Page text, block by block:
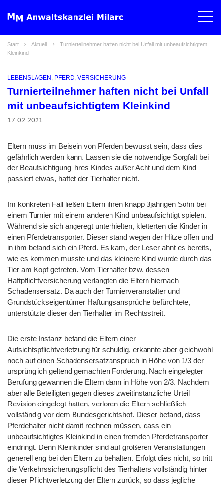
Start Aktuell
Turnierteilnehmer haften nicht bei Unfall mit unbeaufsichtigtem
Kleinkind
LEBENSLAGEN , PFERD, VERSICHERUNG
Turnierteilnehmer haften nicht bei Unfall
mit unbeaufsichtigtem Kleinkind
17.02.2021
Eltern muss im Beisein von Pferden bewusst sein, dass dies
gefährlich werden kann. Lassen sie die notwendige Sorgfalt bei
der Beaufsichtigung ihres Kindes außer Acht und dem Kind
passiert etwas, haftet der Tierhalter nicht.
Im konkreten Fall ließen Eltern ihren knapp 3jährigen Sohn bei
einem Turnier mit einem anderen Kind unbeaufsichtigt spielen.
Während sie sich angeregt unterhielten, kletterten die Kinder in
einen Pferdetransporter. Dieser stand wegen der Hitze offen und
in ihm befand sich ein Pferd. Es kam, der Leser ahnt es bereits,
wie es kommen musste und das kleinere Kind wurde durch das
Tier am Kopf getreten. Vom Tierhalter bzw. dessen
Haftpflichtversicherung verlangten die Eltern hiernach
Schadensersatz. Da auch der Turnierveranstalter und
Grundstückseigentümer Haftungsansprüche befürchtete,
unterstützte dieser den Tierhalter im Rechtsstreit.
Die erste Instanz befand die Eltern einer
Aufsichtspflichtverletzung für schuldig, erkannte aber gleichwohl
noch auf einen Schadensersatzanspruch in Höhe von 1/3 der
ursprünglich geltend gemachten Forderung. Nach eingelegter
Berufung gewannen die Eltern dann in Höhe von 2/3. Nachdem
aber alle Beteiligten gegen dieses zweitinstanzliche Urteil
Revision eingelegt hatten, verloren die Eltern schließlich
vollständig vor dem Bundesgerichtshof. Dieser befand, dass
Pferdehalter nicht damit rechnen müssen, dass ein
unbeaufsichtigtes Kleinkind in einen fremden Pferdetransporter
eindringt. Denn Kleinkinder sind auf größeren Veranstaltungen
generell eng bei den Eltern zu behalten. Erfolgt dies nicht, so tritt
die Verkehrssicherungspflicht des Tierhalters vollständig hinter
dieser Pflichtverletzung der Eltern zurück, so dass jegliche